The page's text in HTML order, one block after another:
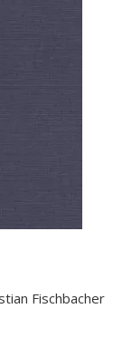
Fischbacher